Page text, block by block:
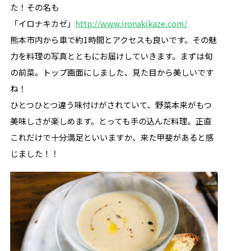
た！その名も
「イロナキカゼ」 http://www.ironakikaze.com/
熊本市内から車で約1時間とアクセスも良いです。その魅
力を料理の写真とともにお届けしていきます。まずは旬
の前菜。トップ画面にしました、見た目から美しいです
ね！
ひとつひとつ違う味付けがされていて、野菜本来がもつ
美味しさが楽しめます。とっても手の込んだ料理。正直
これだけで十分満足といいますか、来た甲斐があると感
じました！！